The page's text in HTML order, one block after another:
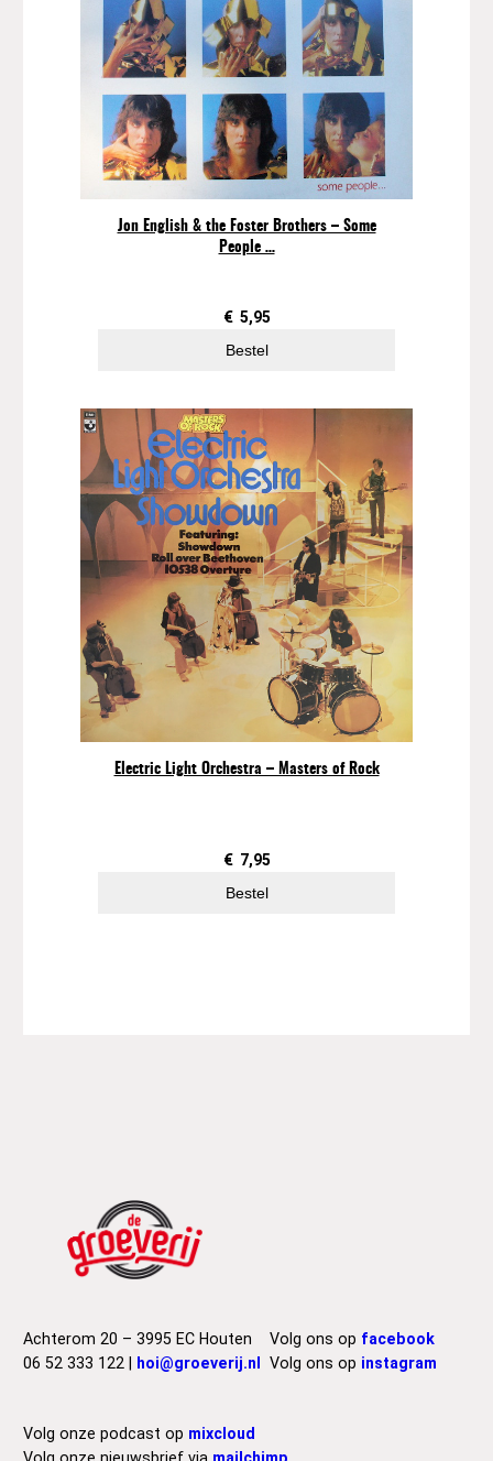
Jon English & the Foster Brothers – Some
People …
€ 5,95
Bestel
Electric Light Orchestra – Masters of Rock
€ 7,95
Bestel
Achterom 20 – 3995 EC Houten
06 52 333 122 |
hoi@groeverij.nl
Volg ons op facebook
Volg ons op instagram
Volg onze podcast op mixcloud